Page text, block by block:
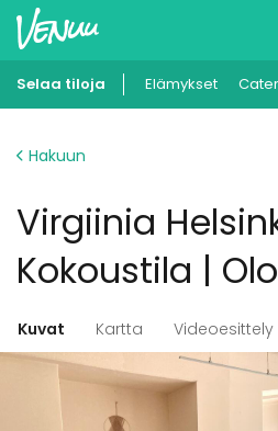
Ilmoita
Selaa tiloja Elämykset
Hakuun
Virgiinia
Kokoustila |
Kuvat Kartta Videoesittely